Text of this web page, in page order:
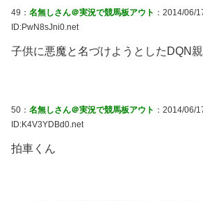
49： 名無しさん＠実況で競馬板アウト ：2014/06/
ID:PwN8sJni0.net
子供に悪魔と名づけようとしたDQN
50： 名無しさん＠実況で競馬板アウト ：2014/06/
ID:K4V3YDBd0.net
拍車くん